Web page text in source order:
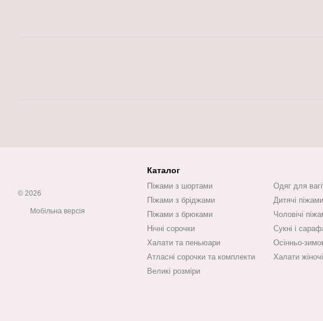
© 2026
Мобільна версія
Каталог
Піжами з шортами
Піжами з бріджами
Піжами з брюками
Нічні сорочки
Халати та пеньюари
Атласні сорочки та комплекти
Великі розміри
Одяг для
Дитячі піжами
Чоловічі
Сукні і
Осінньо-
Халати